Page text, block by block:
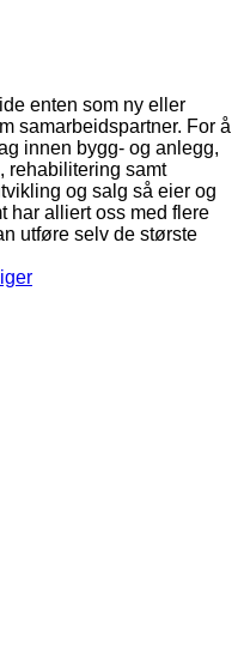
enten som ny eller
samarbeidspartner. For å
innen bygg- og anlegg,
rehabilitering samt
og salg så eier og
har alliert oss med flere
utføre selv de største